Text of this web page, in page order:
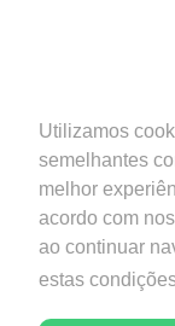
Utilizamos
semelhantes
melhor
acordo com
ao continuar
estas
Siga-